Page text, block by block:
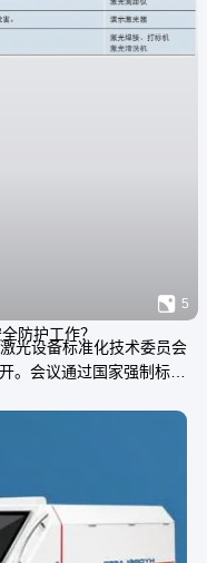
 5
防护工作？
光设备标准化技术委员会
。会议通过国家强制标准
将于2026年10月1日正式